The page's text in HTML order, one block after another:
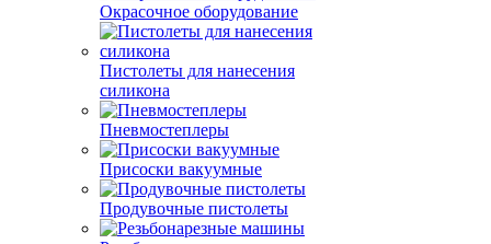
Окрасочное оборудование
Пистолеты для нанесения
силикона
Пневмостеплеры
Присоски вакуумные
Продувочные пистолеты